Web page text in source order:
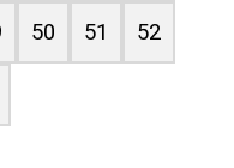
50 51 52